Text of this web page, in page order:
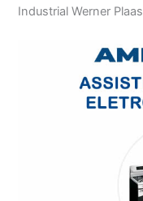
Industrial Werner Plaas